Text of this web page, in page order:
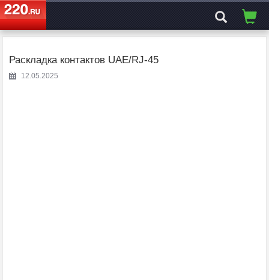
ЭЛЕКТРОСАЙТ№1
Раскладка контактов UAE/RJ-45
12.05.2025